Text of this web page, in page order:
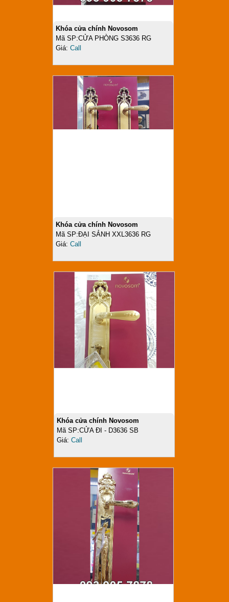
Khóa cửa chính Novosom
Mã SP:CỬA PHÒNG S3636 RG
Giá: Call
Khóa cửa chính Novosom
Mã SP:ĐẠI SẢNH XXL3636 RG
Giá: Call
Khóa cửa chính Novosom
Mã SP:CỬA ĐI - D3636 SB
Giá:Call